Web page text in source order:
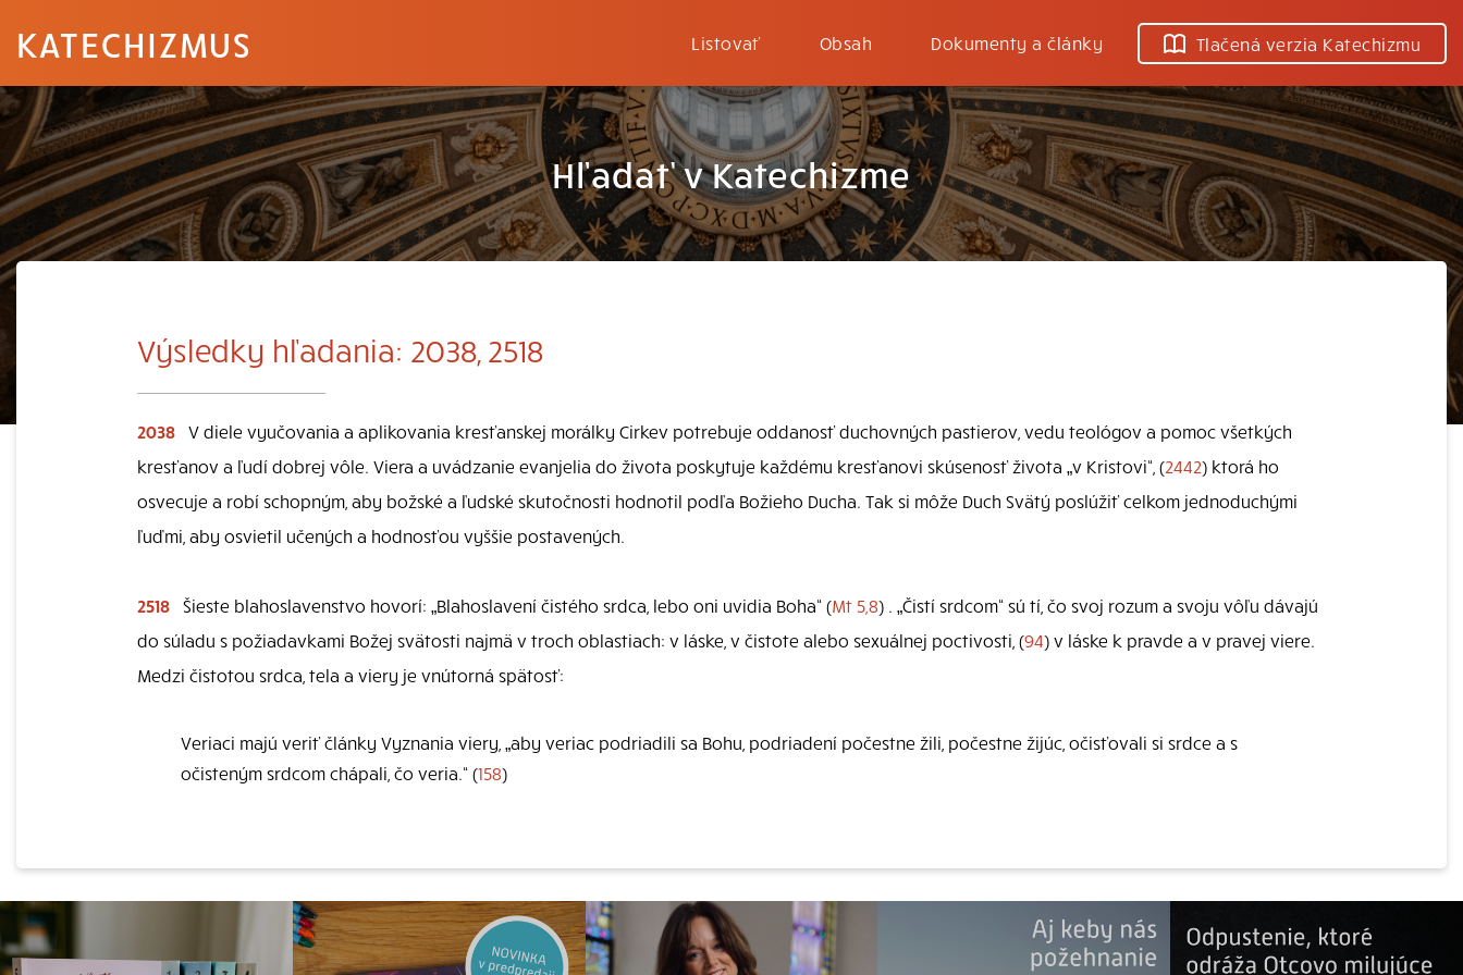
KATECHIZMUS Listovať Obsah Dokumenty a články Tlačená verzia Katechizmu
Hľadať v Katechizme
Výsledky hľadania: 2038, 2518
2038 V diele vyučovania a aplikovania kresťanskej morálky Cirkev potrebuje oddanosť duchovných pastierov, vedu teológov a pomoc všetkých
kresťanov a ľudí dobrej vôle. Viera a uvádzanie evanjelia do života poskytuje každému kresťanovi skúsenosť života „v Kristovi“, (2442) ktorá ho
osvecuje a robí schopným, aby božské a ľudské skutočnosti hodnotil podľa Božieho Ducha. Tak si môže Duch Svätý poslúžiť celkom jednoduchými
ľuďmi, aby osvietil učených a hodnosťou vyššie postavených.
2518 Šieste blahoslavenstvo hovorí: „Blahoslavení čistého srdca, lebo oni uvidia Boha“ (Mt 5,8) . „Čistí srdcom“ sú tí, čo svoj rozum a svoju vôľu dávajú
do súladu s požiadavkami Božej svätosti najmä v troch oblastiach: v láske, v čistote alebo sexuálnej poctivosti, (94) v láske k pravde a v pravej viere.
Medzi čistotou srdca, tela a viery je vnútorná spätosť:
Veriaci majú veriť články Vyznania viery, „aby veriac podriadili sa Bohu, podriadení počestne žili, počestne žijúc, očisťovali si srdce a s
očisteným srdcom chápali, čo veria.“ (158)